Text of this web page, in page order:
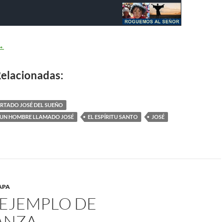
1,16.18-21.24 – Hizo como el ángel del Señor le había
JOSÉ DEL SUEÑO
HOMBRE LLAMADO JOSÉ
EL ESPÍRITU SANTO
JOSÉ
DE